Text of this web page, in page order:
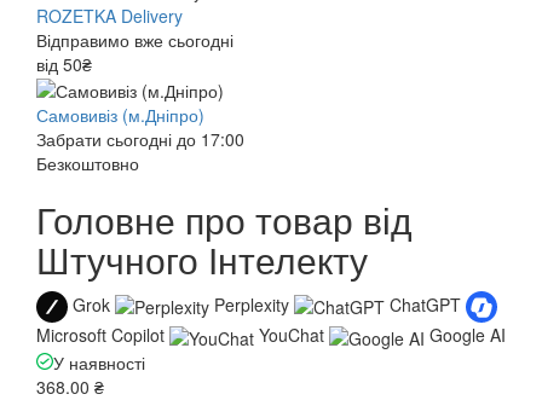
ROZETKA Delivery
Відправимо вже сьогодні
від 50₴
Самовивіз (м.Дніпро)
Забрати сьогодні до 17:00
Безкоштовно
Головне про товар від
Штучного Інтелекту
Grok Perplexity
ChatGPT
Microsoft Copilot
YouChat
Google AI
У наявності
368.00 ₴